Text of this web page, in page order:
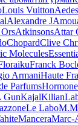
Louis Vuitton
Alexandre J
AtkinsonsAttar
ChopardClive
Molecules
Franck
ArmaniHaute
Parfums
GunKajalKilian
Le Labo
ManceraMarc-